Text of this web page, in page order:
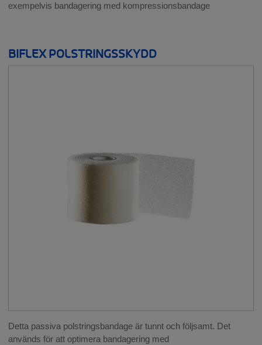
exempelvis bandagering med kompressionsbandage
BIFLEX POLSTRINGSSKYDD
Detta passiva polstringsbandage är tunnt och följsamt. Det
används för att optimera bandagering med